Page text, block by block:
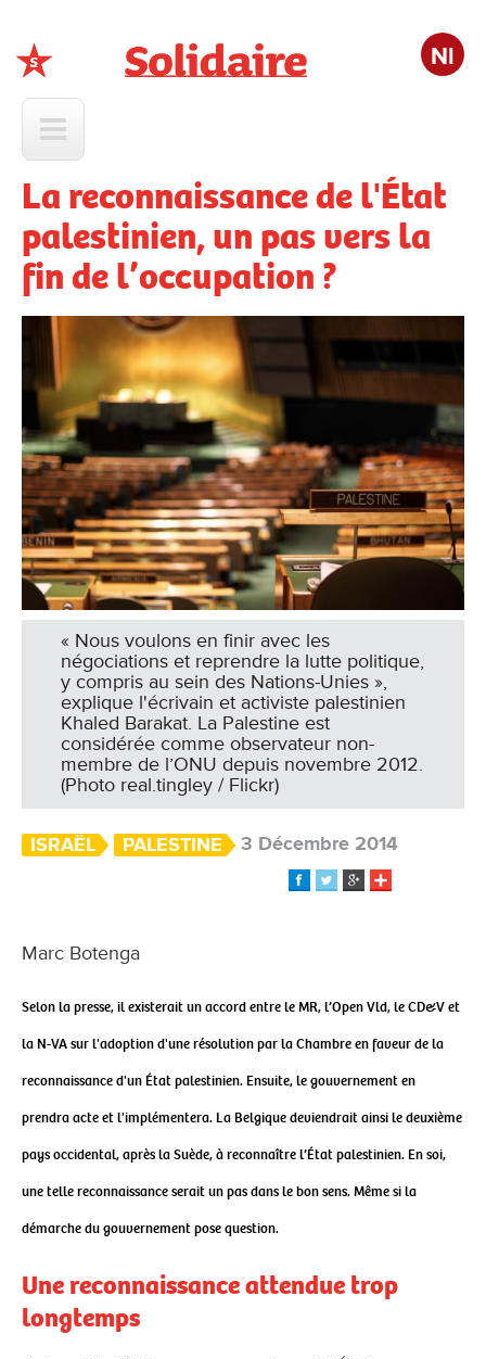
Nl
La reconnaissance de l'État
palestinien, un pas vers la
fin de l’occupation ?
« Nous voulons en finir avec les
négociations et reprendre la lutte politique,
y compris au sein des Nations-Unies »,
explique l'écrivain et activiste palestinien
Khaled Barakat. La Palestine est
considérée comme observateur non-
membre de l’ONU depuis novembre 2012.
(Photo real.tingley / Flickr)
ISRAËL PALESTINE 3 Décembre 2014
Marc Botenga
Selon la presse, il existerait un accord entre le MR, l’Open Vld, le CD&V et
la N-VA sur l'adoption d'une résolution par la Chambre en faveur de la
reconnaissance d'un État palestinien. Ensuite, le gouvernement en
prendra acte et l'implémentera. La Belgique deviendrait ainsi le deuxième
pays occidental, après la Suède, à reconnaître l’État palestinien. En soi,
une telle reconnaissance serait un pas dans le bon sens. Même si la
démarche du gouvernement pose question.
Une reconnaissance attendue trop
longtemps